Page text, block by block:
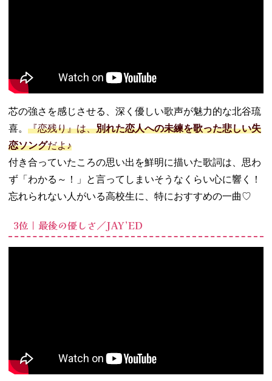
− 不法侵入
／ずっと真
夜中でいい
− 私今あな
たに恋をし
ています／
足立佳奈
− 10月無口
る／あたら
よ
− 私じゃな
− 会いたい
な／手がク
芯の強さを感じさせる、深く優しい歌声が魅力的な北谷琉
喜。 『恋残り』は、別れた恋人への未練を歌った悲しい失
恋ソングだよ♪
付き合っていたころの思い出を鮮明に描いた歌詞は、思わ
ず「わかる～！」と言ってしまいそうなくらい心に響く！
忘れられない人がいる高校生に、特におすすめの一曲♡
3位｜最後の優しさ／JAY’ED